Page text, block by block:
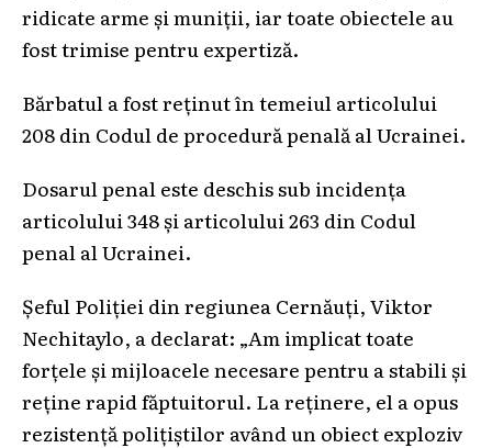
ridicate arme și muniții, iar toate obiectele au
fost trimise pentru expertiză.
Bărbatul a fost reținut în temeiul articolului
208 din Codul de procedură penală al Ucrainei.
Dosarul penal este deschis sub incidența
articolului 348 și articolului 263 din Codul
penal al Ucrainei.
Șeful Poliției din regiunea Cernăuți, Viktor
Nechitaylo, a declarat: „Am implicat toate
forțele și mijloacele necesare pentru a stabili și
reține rapid făptuitorul. La reținere, el a opus
rezistență polițiștilor având un obiect exploziv